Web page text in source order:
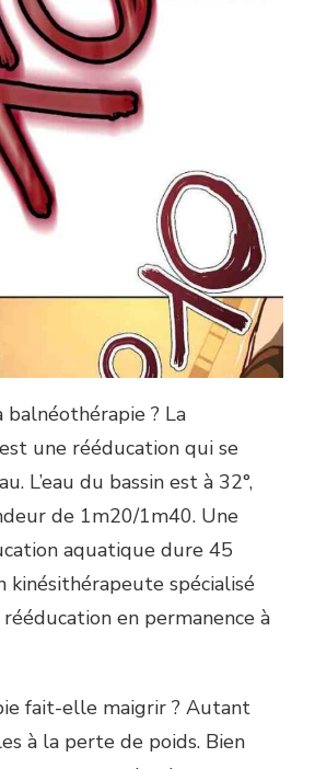
balnéothérapie ? La
une rééducation qui se
L’eau du bassin est à 32°,
de 1m20/1m40. Une
aquatique dure 45
kinésithérapeute spécialisé
en permanence à
fait-elle maigrir ? Autant
à la perte de poids. Bien